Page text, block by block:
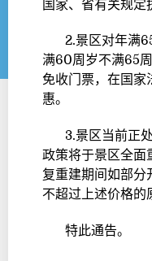
国家、省有关规定
2.景区对年满65
满60周岁不满65
免收门票，在国家
惠。
3.景区当前正处
政策将于景区全面
复重建期间如部分
不超过上述价格的
特此通告。